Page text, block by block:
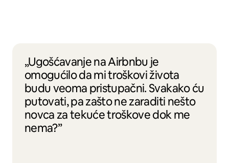
„Ugošćavanje na Airbnbu je
omogućilo da mi troškovi života
budu veoma pristupačni. Svakako ću
putovati, pa zašto ne zaraditi nešto
novca za tekuće troškove dok me
nema?”